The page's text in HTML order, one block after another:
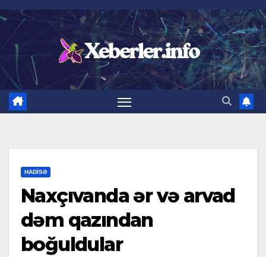
Skip
content
HADISƏ
Naxçıvanda ər və arvad
dəm qazından
boğuldular